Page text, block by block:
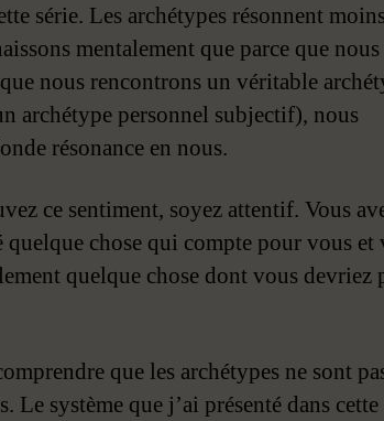
série. Les archétypes résonnent
mentalement que parce que nous
nous rencontrons un véritable
archétype personnel subjectif), nous
résonance en nous.
ce sentiment, soyez attentif. Vous
quelque chose qui compte pour vous et
quelque chose dont vous devriez
que les archétypes ne sont
Le système que j’ai présenté dans